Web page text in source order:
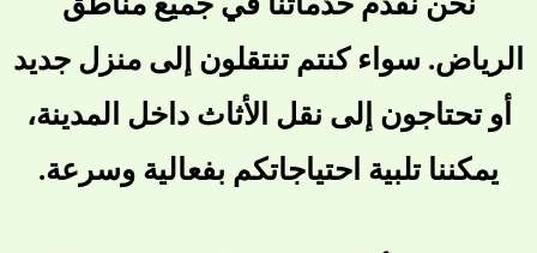
الرياض. سواء كنتم تنتقلون إلى منزل جديد
أو تحتاجون إلى نقل الأثاث داخل المدينة،
يمكننا تلبية احتياجاتكم بفعالية وسرعة.